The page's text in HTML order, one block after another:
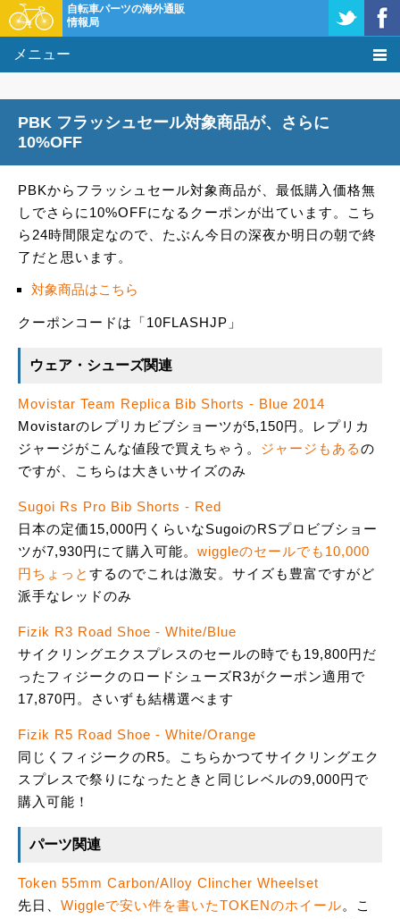
自転車パーツの海外通販
情報局
メニュー
購入方法
PBK フラッシュセール対象商品が、さらに
10%OFF
PBKからフラッシュセール対象商品が、最低購入価格無
しでさらに10%OFFになるクーポンが出ています。こち
ら24時間限定なので、たぶん今日の深夜か明日の朝で終
了だと思います。
対象商品はこちら
クーポンコードは「10FLASHJP」
ウェア・シューズ関連
Movistar Team Replica Bib Shorts - Blue 2014
Movistarのレプリカビブショーツが5,150円。レプリカ
ジャージがこんな値段で買えちゃう。 ジャージもあるの
ですが、こちらは大きいサイズのみ
Sugoi Rs Pro Bib Shorts - Red
日本の定価15,000円くらいなSugoiのRSプロビブショー
ツが7,930円にて購入可能。 wiggleのセールでも10,000
円ちょっと するのでこれは激安。サイズも豊富ですがど
派手なレッドのみ
Fizik R3 Road Shoe - White/Blue
サイクリングエクスプレスのセールの時でも19,800円だ
ったフィジークのロードシューズR3がクーポン適用で
17,870円。さいずも結構選べます
Fizik R5 Road Shoe - White/Orange
同じくフィジークのR5。こちらかつてサイクリングエク
スプレスで祭りになったときと同じレベルの9,000円で
購入可能！
パーツ関連
Token 55mm Carbon/Alloy Clincher Wheelset
先日、 Wiggleで安い件を書いたTOKENのホイール。こ